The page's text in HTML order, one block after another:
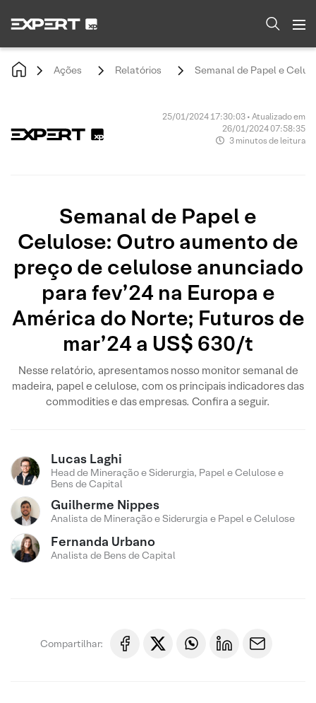
Ações Relatórios Semanal de Papel e
25/01/2024 17:30:03 • Atualizado em
26/01/2024 07:58:35
3 minutos de leitura
Semanal de Papel e
Celulose: Outro aumento de
preço de celulose anunciado
para fev’24 na Europa e
América do Norte; Futuros de
mar’24 a US$ 630/t
Nesse relatório, apresentamos nosso monitor semanal de
madeira, papel e celulose, com os principais indicadores das
commodities e das empresas. Confira a seguir.
Lucas Laghi
Head de Mineração e Siderurgia, Papel e Celulose e
Bens de Capital
Guilherme Nippes
Analista de Mineração e Siderurgia e Papel e Celulose
Fernanda Urbano
Analista de Bens de Capital
Compartilhar: